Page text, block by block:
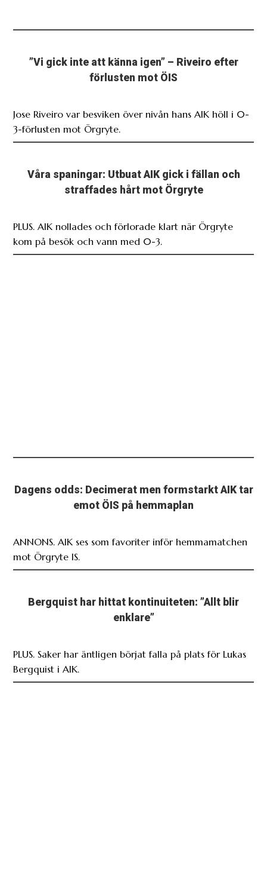
”Vi gick inte att känna igen” – Riveiro efter
förlusten mot ÖIS
Jose Riveiro var besviken över nivån hans AIK höll i 0-
3-förlusten mot Örgryte.
Våra spaningar: Utbuat AIK gick i fällan och
straffades hårt mot Örgryte
PLUS. AIK nollades och förlorade klart när Örgryte
kom på besök och vann med 0-3.
Dagens odds: Decimerat men formstarkt AIK tar
emot ÖIS på hemmaplan
ANNONS. AIK ses som favoriter inför hemmamatchen
mot Örgryte IS.
Bergquist har hittat kontinuiteten: ”Allt blir
enklare”
PLUS. Saker har äntligen börjat falla på plats för Lukas
Bergquist i AIK.